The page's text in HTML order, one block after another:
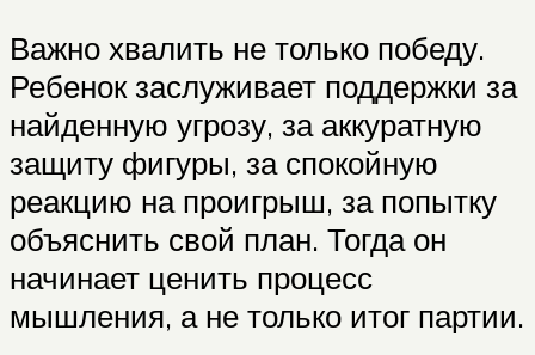
Важно хвалить не только победу.
Ребенок заслуживает поддержки за
найденную угрозу, за аккуратную
защиту фигуры, за спокойную
реакцию на проигрыш, за попытку
объяснить свой план. Тогда он
начинает ценить процесс
мышления, а не только итог партии.